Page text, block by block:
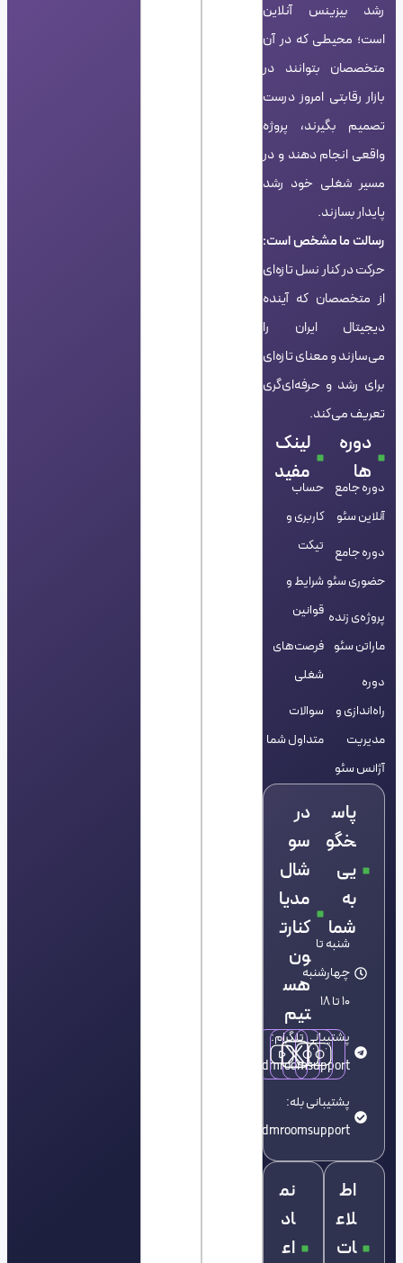
رشد بیزینس آنلاین
است؛ محیطی که در آن
متخصصان بتوانند در
بازار رقابتی امروز درست
تصمیم بگیرند، پروژه
واقعی انجام دهند و در
مسیر شغلی خود رشد
پایدار بسازند.
رسالت ما مشخص است:
حرکت در کنار نسل تازه‌ای
از متخصصان که آینده
دیجیتال ایران را
می‌سازند و معنای تازه‌ای
برای رشد و حرفه‌ای‌گری
تعریف می‌کند.
دوره
ها
دوره جامع
آنلاین سئو
دوره جامع
حضوری سئو
پروژه‌ی زنده
ماراتن سئو
دوره
راه‌اندازی و
مدیریت
آژانس سئو
لینک
مفید
حساب
کاربری و
تیکت
شرایط و
قوانین
فرصت‌های
شغلی
سوالات
متداول شما
پاس
خگو
یی
به
شما
شنبه تا
چهارشنبه
10 تا 18
پشتیبانی تلگرام:
dmroomsupport@
پشتیبانی بله:
dmroomsupport@
در
سو
شال
مدیا
کنارت
ون
هس
تیم
اط
لاع
ات
نم
اد
اع